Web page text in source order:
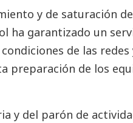
y de saturación
ha garantizado un
de las redes
preparación de los
y del parón de